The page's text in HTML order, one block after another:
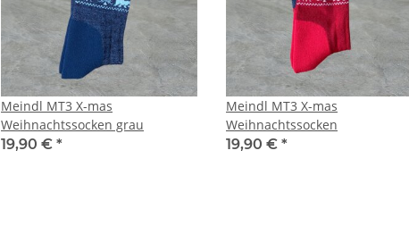
Meindl MT3 X-mas
Weihnachtssocken grau
19,90 € *
Meindl MT3 X-mas
Weihnachtssocken
19,90 € *